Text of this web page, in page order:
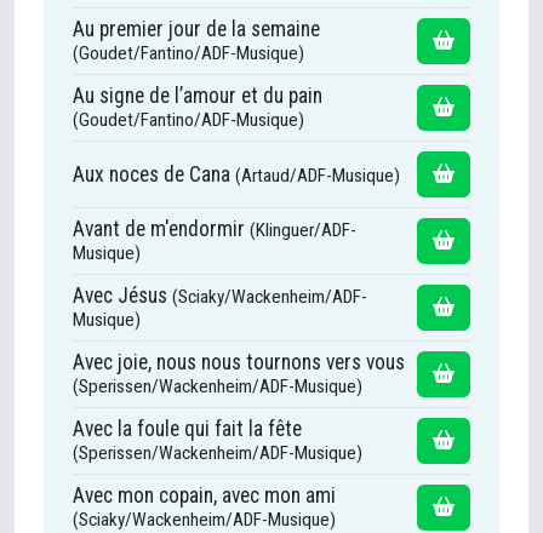
Au premier jour de la semaine
(Goudet/Fantino/ADF-Musique)
Au signe de l’amour et du pain
(Goudet/Fantino/ADF-Musique)
Aux noces de Cana (Artaud/ADF-Musique)
Avant de m'endormir (Klinguer/ADF-
Musique)
Avec Jésus (Sciaky/Wackenheim/ADF-
Musique)
Avec joie, nous nous tournons vers vous
(Sperissen/Wackenheim/ADF-Musique)
Avec la foule qui fait la fête
(Sperissen/Wackenheim/ADF-Musique)
Avec mon copain, avec mon ami
(Sciaky/Wackenheim/ADF-Musique)